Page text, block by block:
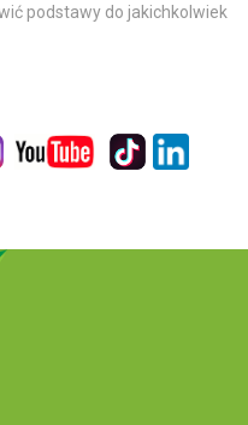
podstawy do jakichkolwiek